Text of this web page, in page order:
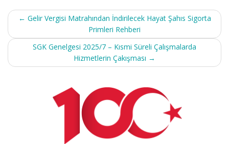
Post
navigation
← Gelir Vergisi Matrahından İndirilecek Hayat Şahıs Sigorta
Primleri Rehberi
SGK Genelgesi 2025/7 – Kısmi Süreli Çalışmalarda
Hizmetlerin Çakışması →